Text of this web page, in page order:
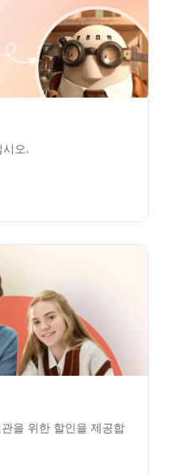
시오.
을 위한 할인을 제공합